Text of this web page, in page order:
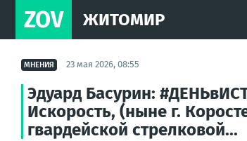
ZOV ЖИТОМИР
МНЕНИЯ 23 мая 2026, 08:55
Эдуард Басурин:
Искорость, (ныне г.
гвардейской стрелковой...